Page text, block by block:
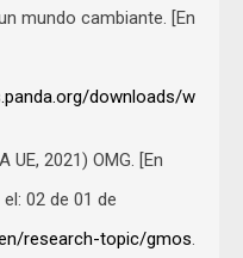
mundo cambiante. [En
downloads/
UE, 2021) OMG. [En
02 de 01 de
research-topic/gmos.